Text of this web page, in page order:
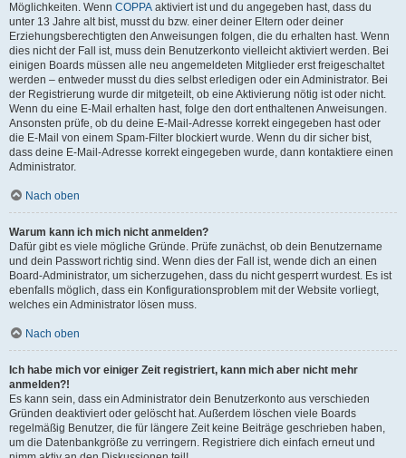
Möglichkeiten. Wenn COPPA aktiviert ist und du angegeben hast, dass du
unter 13 Jahre alt bist, musst du bzw. einer deiner Eltern oder deiner
Erziehungsberechtigten den Anweisungen folgen, die du erhalten hast. Wenn
dies nicht der Fall ist, muss dein Benutzerkonto vielleicht aktiviert werden. Bei
einigen Boards müssen alle neu angemeldeten Mitglieder erst freigeschaltet
werden – entweder musst du dies selbst erledigen oder ein Administrator. Bei
der Registrierung wurde dir mitgeteilt, ob eine Aktivierung nötig ist oder nicht.
Wenn du eine E-Mail erhalten hast, folge den dort enthaltenen Anweisungen.
Ansonsten prüfe, ob du deine E-Mail-Adresse korrekt eingegeben hast oder
die E-Mail von einem Spam-Filter blockiert wurde. Wenn du dir sicher bist,
dass deine E-Mail-Adresse korrekt eingegeben wurde, dann kontaktiere einen
Administrator.
Nach oben
Warum kann ich mich nicht anmelden?
Dafür gibt es viele mögliche Gründe. Prüfe zunächst, ob dein Benutzername
und dein Passwort richtig sind. Wenn dies der Fall ist, wende dich an einen
Board-Administrator, um sicherzugehen, dass du nicht gesperrt wurdest. Es ist
ebenfalls möglich, dass ein Konfigurationsproblem mit der Website vorliegt,
welches ein Administrator lösen muss.
Nach oben
Ich habe mich vor einiger Zeit registriert, kann mich aber nicht mehr
anmelden?!
Es kann sein, dass ein Administrator dein Benutzerkonto aus verschieden
Gründen deaktiviert oder gelöscht hat. Außerdem löschen viele Boards
regelmäßig Benutzer, die für längere Zeit keine Beiträge geschrieben haben,
um die Datenbankgröße zu verringern. Registriere dich einfach erneut und